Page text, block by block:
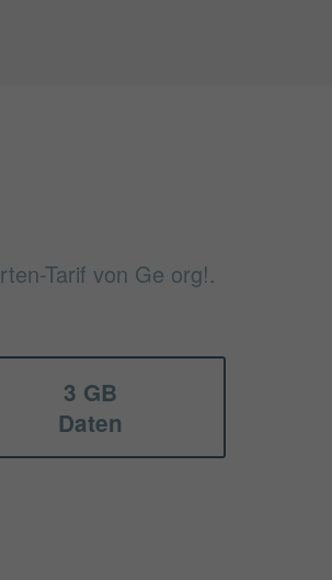
Tarif von Ge org!.
3 GB
Daten